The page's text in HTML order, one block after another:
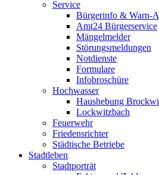
Service
Bürgerinfo & Warn-
Amt24 Bürgerservice
Mängelmelder
Störungsmeldungen
Notdienste
Formulare
Infobroschüre
Hochwasser
Haushebung
Lockwitzbach
Feuerwehr
Friedensrichter
Städtische Betriebe
Stadtleben
Stadtporträt